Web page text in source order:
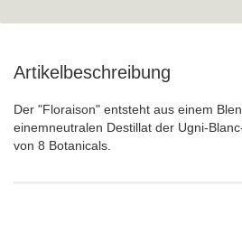
Artikelbeschreibung
Der "Floraison" entsteht aus einem
einemneutralen Destillat der Ugni-
von 8 Botanicals.